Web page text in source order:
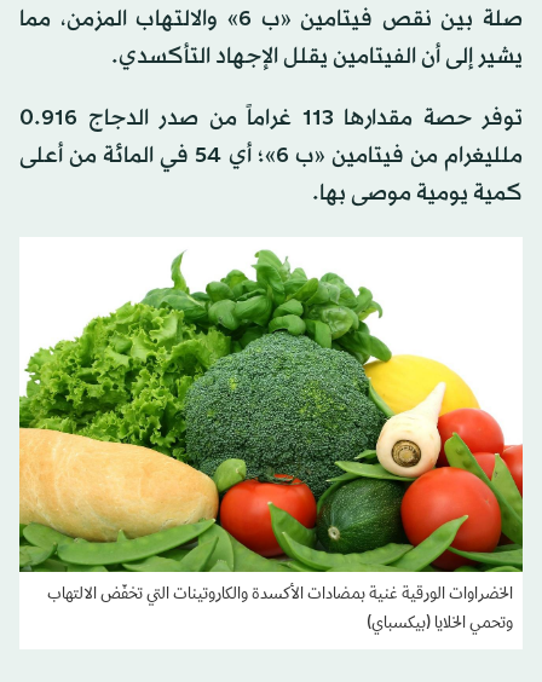
صلة بين نقص فيتامين «ب 6» والالتهاب المزمن، مما
يشير إلى أن الفيتامين يقلل الإجهاد التأكسدي.
توفر حصة مقدارها 113 غراماً من صدر الدجاج 0.916
ملليغرام من فيتامين «ب 6»؛ أي 54 في المائة من أعلى
كمية يومية موصى بها.
الخضراوات الورقية غنية بمضادات الأكسدة والكاروتينات التي تخفّض الالتهاب
وتحمي الخلايا (بيكسباي)